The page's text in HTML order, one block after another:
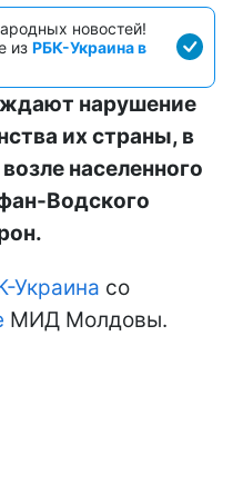
новостей!
из РБК-Украина в
нарушение
их страны, в
населенного
Водского
Украина со
МИД Молдовы.